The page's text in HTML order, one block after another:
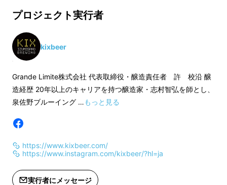
でにお話ししました。これはデュンケルのスタ
ます。
麦麦芽に小麦麦芽を50％以上の割合で加えて
造られます。バナナに近い香りが特徴で、多め
すいスタイルです。
このヴァイツェンボックにローストした麦芽を
プロジェクト実行者
kixbeer
Grande Limite株式会社 代表取締役・醸造責任者 許 校沿 醸
造経歴 20年以上のキャリアを持つ醸造家・志村智弘を師とし、
泉佐野ブルーイング …もっと見る
https://www.kixbeer.com/
https://www.instagram.com/kixbeer/?hl=ja
実行者にメッセージ